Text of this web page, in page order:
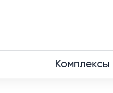
Комплексы